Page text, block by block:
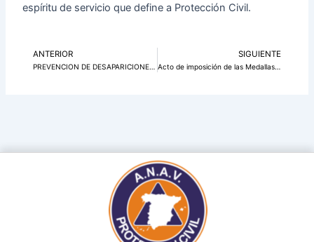
espíritu de servicio que define a Protección Civil.
Ant
ANTERIOR
PREVENCION DE DESAPARICIONES: PERSONAS MAYORES 9 MARZO, DIA DE LAS PERSONAS DESAPARECIDAS SIN CAUSA APARENTE
SIGUIENTE
Acto de imposición de las Medallas al Mérito de la Protección Civil, distinción concedida por el Ministerio del Interior